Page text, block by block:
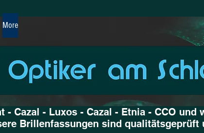
More
Cazal - Luxos - Cazal - Etnia - CCO und
Brillenfassungen sind qualitätsgeprüft